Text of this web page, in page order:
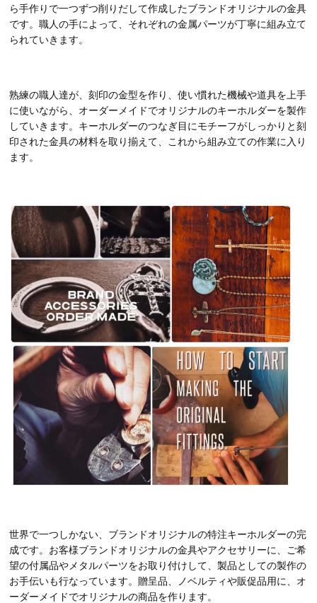
ら手作りで一つずつ削りだして作成したブランドオリジナルの金具
です。職人の手によって、それぞれの金属パーツが丁寧に組み立て
られていきます。
熟練の職人達が、刻印の金型を作り、使い慣れた機械や道具を上手
に使いながら、オーダーメイドでオリジナルのキーホルダーを製作
していきます。キーホルダーのつなぎ目にモチーフがしっかりと刻
印された金具の材料を取り揃えて、これから組み立ての作業に入り
ます。
世界で一つしかない、ブランドオリジナルの特注キーホルダーの完
成です。お客様ブランドオリジナルの金具やアクセサリーに、ご希
望の付属品やメタルパーツをお取り付けして、製品としての製作の
お手伝いも行なっています。贈呈品、ノベルティや販促品用に、オ
ーダーメイドでオリジナルの商品を作ります。